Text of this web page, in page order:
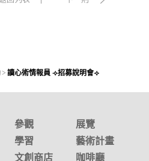
讀心術情報員 ⟢招募說明會⟢
參觀
展覽
學習
藝術計畫
文創商店
咖啡廳